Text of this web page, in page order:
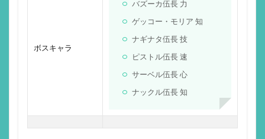
ボスキャラ
バズーカ伍長 力
ゲッコー・モリア 知
ナギナタ伍長 技
ピストル伍長 速
サーベル伍長 心
ナックル伍長 知